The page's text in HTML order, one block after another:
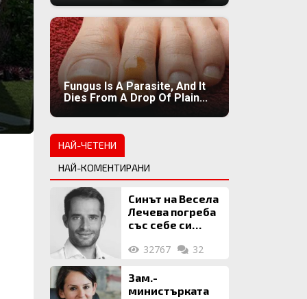
Fungus Is A Parasite, And It
Dies From A Drop Of Plain...
НАЙ-ЧЕТЕНИ
НАЙ-КОМЕНТИРАНИ
Синът на Весела
Лечева погреба
със себе си
млн. евро
32767 32
Зам.-
министърката